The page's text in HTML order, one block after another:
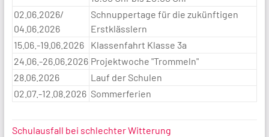
02.06.2026/
04.06.2026
Schnuppertage für die zukünftigen
Erstklässlern
15.06.-19.06.2026
Klassenfahrt Klasse 3a
24.06.-26.06.2026 Projektwoche "Trommeln"
28.06.2026
Lauf der Schulen
02.07.-12.08.2026 Sommerferien
Schulausfall bei schlechter Witterung